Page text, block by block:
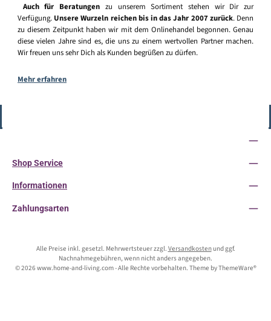
Auch für Beratungen zu unserem Sortiment stehen wir Dir zur
Verfügung. Unsere Wurzeln reichen bis in das Jahr 2007 zurück. Denn
zu diesem Zeitpunkt haben wir mit dem Onlinehandel begonnen. Genau
diese vielen Jahre sind es, die uns zu einem wertvollen Partner machen.
Wir freuen uns sehr Dich als Kunden begrüßen zu dürfen.
Mehr erfahren
Shop Service
Informationen
Zahlungsarten
Alle Preise inkl. gesetzl. Mehrwertsteuer zzgl. Versandkostenund ggf.
Nachnahmegebühren, wenn nicht anders angegeben.
© 2026 www.home-and-living.com - Alle Rechte vorbehalten. Theme byThemeWare®